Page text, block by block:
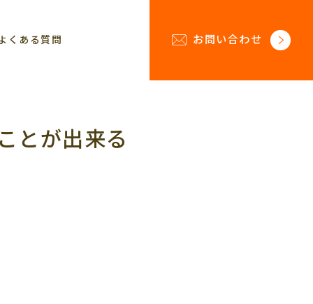
くある質問 お問い合わせ
とが出来る